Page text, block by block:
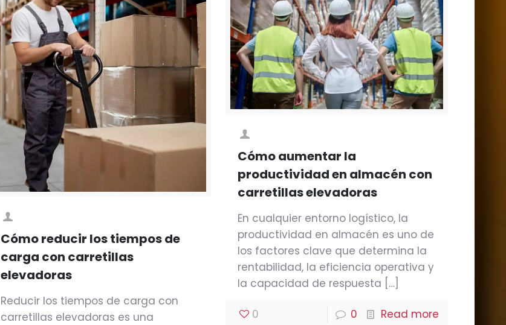
Cómo reducir los tiempos de
carga con carretillas
elevadoras
Reducir los tiempos de carga con
carretillas elevadoras es una
Cómo aumentar la
productividad en almacén con
carretillas elevadoras
En cualquier entorno logístico, la
productividad en almacén es uno de
los factores clave que determina la
rentabilidad, la eficiencia operativa y
la capacidad de respuesta […]
0 0 Read more